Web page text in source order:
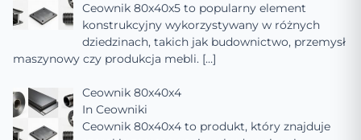
Ceownik 80x40x5 to popularny element
konstrukcyjny wykorzystywany w różnych
dziedzinach, takich jak budownictwo, przemysł
maszynowy czy produkcja mebli. […]
Ceownik 80x40x4
In Ceowniki
Ceownik 80x40x4 to produkt, który znajduje